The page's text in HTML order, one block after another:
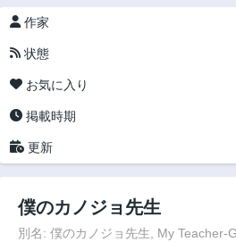
作家
状態
お気に入り
掲載時期
更新
僕のカノジョ先生
別名: 僕のカノジョ先生, My